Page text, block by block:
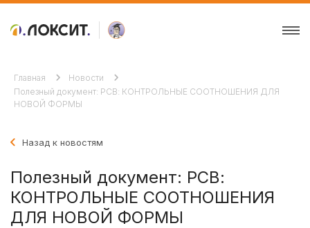
Главная
Новости
Полезный документ: РСВ: КОНТРОЛЬНЫЕ СООТНОШЕНИЯ ДЛЯ
НОВОЙ ФОРМЫ
Назад к новостям
Полезный документ: РСВ:
КОНТРОЛЬНЫЕ СООТНОШЕНИЯ
ДЛЯ НОВОЙ ФОРМЫ